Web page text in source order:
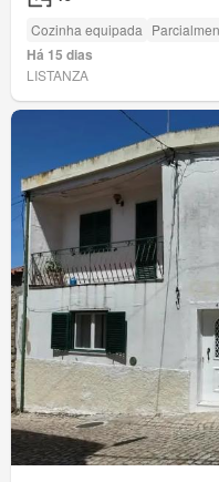
Cozinha equipada
Há 15 dias
LISTANZA